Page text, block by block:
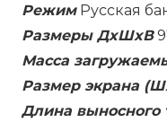
РежимРусская
Размеры ДxШxВ
Масса
Размер экрана
Длина выносного